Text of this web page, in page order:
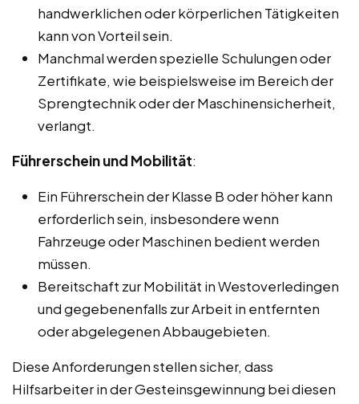
handwerklichen oder körperlichen Tätigkeiten
kann von Vorteil sein.
Manchmal werden spezielle Schulungen oder
Zertifikate, wie beispielsweise im Bereich der
Sprengtechnik oder der Maschinensicherheit,
verlangt.
Führerschein und Mobilität:
Ein Führerschein der Klasse B oder höher kann
erforderlich sein, insbesondere wenn
Fahrzeuge oder Maschinen bedient werden
müssen.
Bereitschaft zur Mobilität in Westoverledingen
und gegebenenfalls zur Arbeit in entfernten
oder abgelegenen Abbaugebieten.
Diese Anforderungen stellen sicher, dass
Hilfsarbeiter in der Gesteinsgewinnung bei diesen